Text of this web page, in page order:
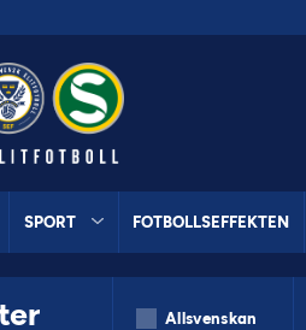
SPORT FOTBOLLSEFFEKTEN
Allsvenskan